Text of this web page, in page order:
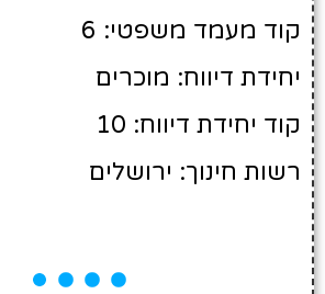
קוד מעמד משפטי: 6
יחידת דיווח: מוכרים
קוד יחידת דיווח: 10
רשות חינוך: ירושלים